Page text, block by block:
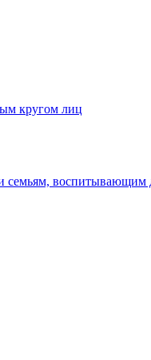
кругом лиц
воспитывающим